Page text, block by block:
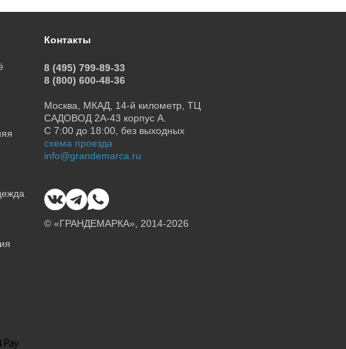
Контакты
8 (495) 799-89-33
8 (800) 600-48-36
Москва, МКАД, 14-й километр, ТЦ
САДОВОД 2А-43 корпус А.
С 7:00 до 18:00, без выходных
схема проезда
info@grandemarca.ru
© «ГРАНДЕМАРКА», 2014-2026